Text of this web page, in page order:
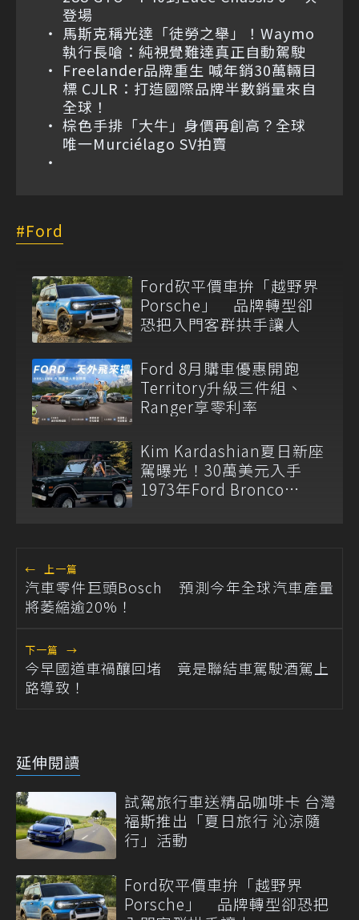
登場
馬斯克稱光達「徒勞之舉」！Waymo
執行長嗆：純視覺難達真正自動駕駛
Freelander品牌重生 喊年銷30萬輛目
標 CJLR：打造國際品牌半數銷量來自
全球！
棕色手排「大牛」身價再創高？全球
唯一Murciélago SV拍賣
Ford
Ford砍平價車拚「越野界
Porsche」 品牌轉型卻
恐把入門客群拱手讓人
Ford 8月購車優惠開跑
Territory升級三件組、
Ranger享零利率
Kim Kardashian夏日新座
駕曝光！30萬美元入手
1973年Ford Bronco
← 上一篇
汽車零件巨頭Bosch 預測今年全球汽車產量
將萎縮逾20%！
下一篇 →
今早國道車禍釀回堵 竟是聯結車駕駛酒駕上
路導致！
延伸閱讀
試駕旅行車送精品咖啡卡 台灣
福斯推出「夏日旅行 沁涼隨
行」活動
Ford砍平價車拚「越野界
Porsche」 品牌轉型卻恐把